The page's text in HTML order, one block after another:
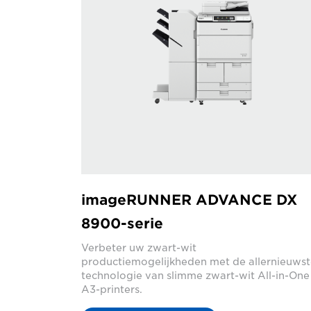
imageRUNNER ADVANCE DX
8900-serie
Verbeter uw zwart-wit
productiemogelijkheden met de
technologie van slimme zwart-wit All-in-One
A3-printers.